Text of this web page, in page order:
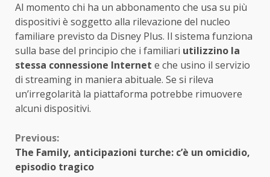
Al momento chi ha un abbonamento che usa su più
dispositivi è soggetto alla rilevazione del nucleo
familiare previsto da Disney Plus. Il sistema funziona
sulla base del principio che i familiari utilizzino la
stessa connessione Internet e che usino il servizio
di streaming in maniera abituale. Se si rileva
un’irregolarità la piattaforma potrebbe rimuovere
alcuni dispositivi.
Continue
Reading
Previous:
The Family, anticipazioni turche: c’è un omicidio,
episodio tragico